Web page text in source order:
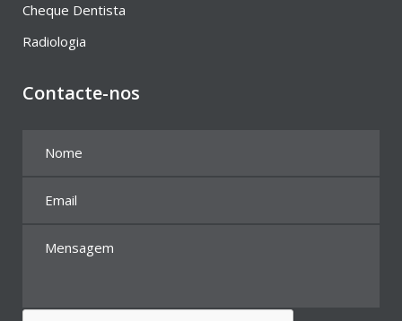
Cheque Dentista
Radiologia
Contacte-nos